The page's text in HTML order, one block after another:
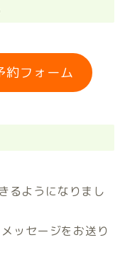
約フォーム
るようになりまし
ッセージをお送り